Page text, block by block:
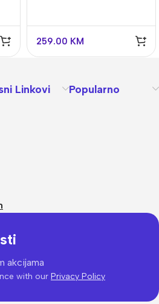
259.00 KM
Linkovi Popularno
akcijama
with our Privacy Policy